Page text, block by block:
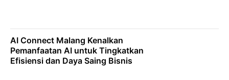
AI Connect Malang Kenalkan
Pemanfaatan AI untuk Tingkatkan
Efisiensi dan Daya Saing Bisnis